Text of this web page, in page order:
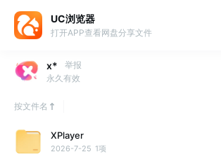
UC浏览器
打开APP查看网盘分享文件
x*
举报
永久有效
按文件名
XPlayer
2026-7-25 1项